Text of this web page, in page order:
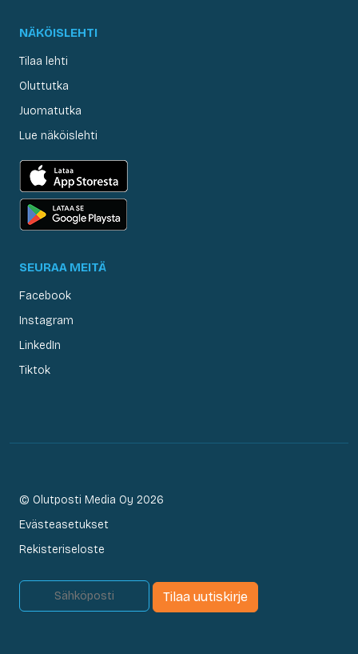
NÄKÖISLEHTI
Tilaa lehti
Oluttutka
Juomatutka
Lue näköislehti
SEURAA MEITÄ
Facebook
Instagram
LinkedIn
Tiktok
© Olutposti Media Oy 2026
Evästeasetukset
Rekisteriseloste
Tilaa uutiskirje